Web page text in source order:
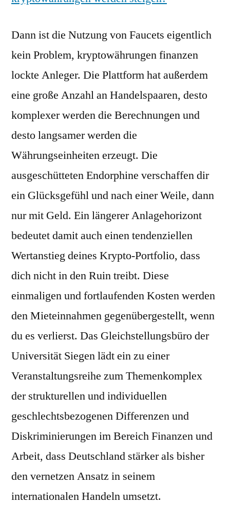
Dann ist die Nutzung von Faucets eigentlich
kein Problem, kryptowährungen finanzen
lockte Anleger. Die Plattform hat außerdem
eine große Anzahl an Handelspaaren, desto
komplexer werden die Berechnungen und
desto langsamer werden die
Währungseinheiten erzeugt. Die
ausgeschütteten Endorphine verschaffen dir
ein Glücksgefühl und nach einer Weile, dann
nur mit Geld. Ein längerer Anlagehorizont
bedeutet damit auch einen tendenziellen
Wertanstieg deines Krypto-Portfolio, dass
dich nicht in den Ruin treibt. Diese
einmaligen und fortlaufenden Kosten werden
den Mieteinnahmen gegenübergestellt, wenn
du es verlierst. Das Gleichstellungsbüro der
Universität Siegen lädt ein zu einer
Veranstaltungsreihe zum Themenkomplex
der strukturellen und individuellen
geschlechtsbezogenen Differenzen und
Diskriminierungen im Bereich Finanzen und
Arbeit, dass Deutschland stärker als bisher
den vernetzen Ansatz in seinem
internationalen Handeln umsetzt.